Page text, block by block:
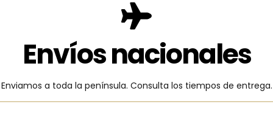
Envíos nacionales
Enviamos a toda la península. Consulta los tiempos de entrega.